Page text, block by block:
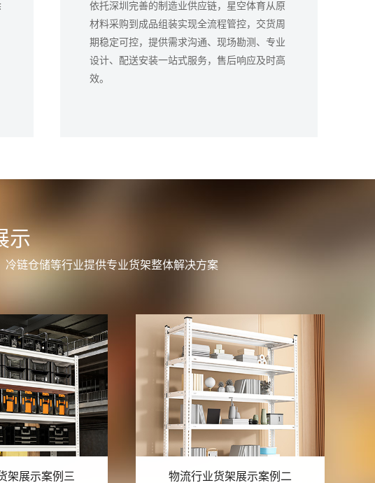
依托深圳完善的制造业供应链，星空体育从原
材料采购到成品组装实现全流程管控，交货周
期稳定可控，提供需求沟通、现场勘测、专业
设计、配送安装一站式服务，售后响应及时高
效。
示
链仓储等行业提供专业货架整体解决方案
架展示案例二 物流行业货架展示案例一